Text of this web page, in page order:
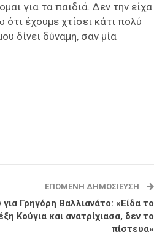
για τα παιδιά. Δεν την είχα
ότι έχουμε χτίσει κάτι πολύ
δίνει δύναμη, σαν μία
ΕΠΌΜΕΝΗ ΔΗΜΟΣΊΕΥΣΗ
για Γρηγόρη Βαλλιανάτο: «Είδα το
Κούγια και ανατρίχιασα, δεν το
πίστευα»